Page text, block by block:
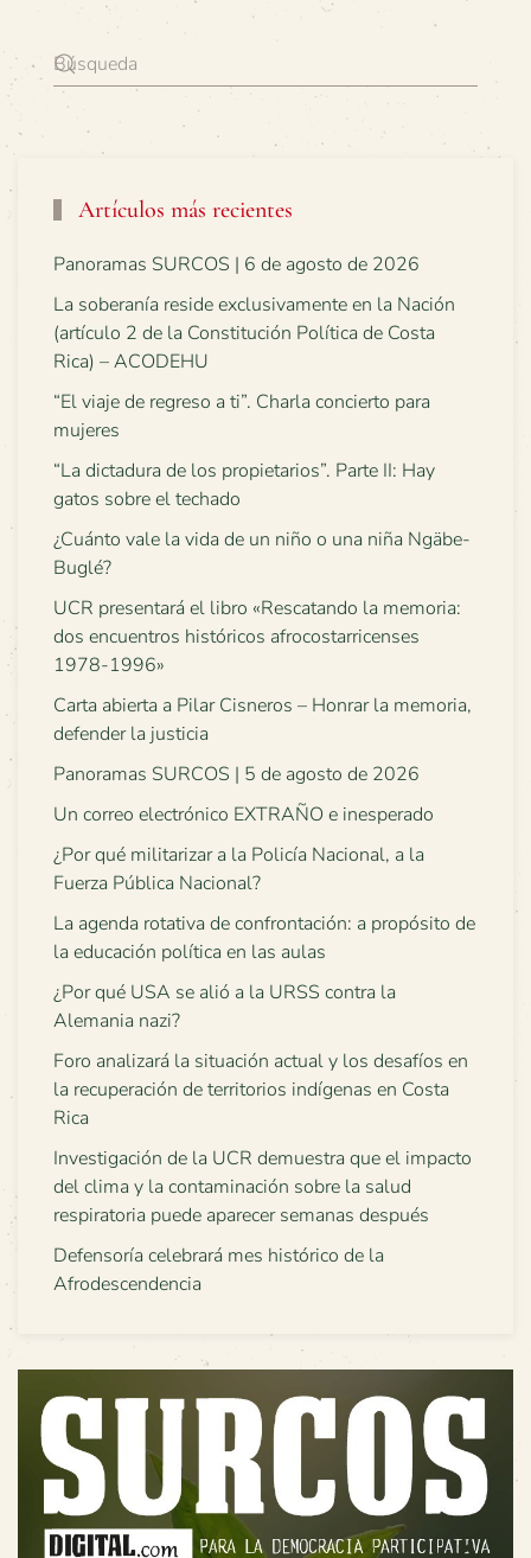
Artículos más recientes
Panoramas SURCOS | 6 de agosto de 2026
La soberanía reside exclusivamente en la Nación
(artículo 2 de la Constitución Política de Costa
Rica) – ACODEHU
“El viaje de regreso a ti”. Charla concierto para
mujeres
“La dictadura de los propietarios”. Parte II: Hay
gatos sobre el techado
¿Cuánto vale la vida de un niño o una niña Ngäbe-
Buglé?
UCR presentará el libro «Rescatando la memoria:
dos encuentros históricos afrocostarricenses
1978-1996»
Carta abierta a Pilar Cisneros – Honrar la memoria,
defender la justicia
Panoramas SURCOS | 5 de agosto de 2026
Un correo electrónico EXTRAÑO e inesperado
¿Por qué militarizar a la Policía Nacional, a la
Fuerza Pública Nacional?
La agenda rotativa de confrontación: a propósito de
la educación política en las aulas
¿Por qué USA se alió a la URSS contra la
Alemania nazi?
Foro analizará la situación actual y los desafíos en
la recuperación de territorios indígenas en Costa
Rica
Investigación de la UCR demuestra que el impacto
del clima y la contaminación sobre la salud
respiratoria puede aparecer semanas después
Defensoría celebrará mes histórico de la
Afrodescendencia